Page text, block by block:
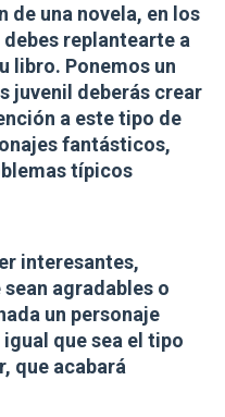
de una novela, en los
replantearte a
libro. Ponemos un
juvenil deberás crear
a este tipo de
fantásticos,
típicos
interesantes,
agradables o
un personaje
que sea el tipo
que acabará